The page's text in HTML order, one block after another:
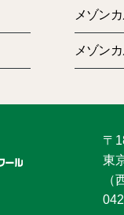
メゾン
メゾン
〒
東